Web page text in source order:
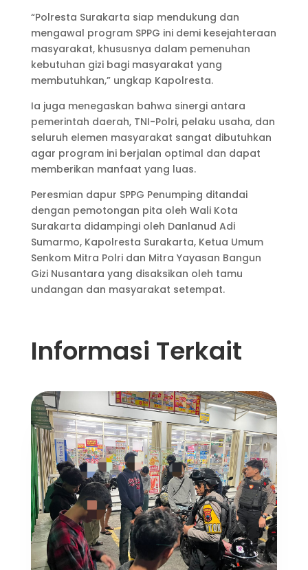
“Polresta Surakarta siap mendukung dan
mengawal program SPPG ini demi kesejahteraan
masyarakat, khususnya dalam pemenuhan
kebutuhan gizi bagi masyarakat yang
membutuhkan,” ungkap Kapolresta.
Ia juga menegaskan bahwa sinergi antara
pemerintah daerah, TNI-Polri, pelaku usaha, dan
seluruh elemen masyarakat sangat dibutuhkan
agar program ini berjalan optimal dan dapat
memberikan manfaat yang luas.
Peresmian dapur SPPG Penumping ditandai
dengan pemotongan pita oleh Wali Kota
Surakarta didampingi oleh Danlanud Adi
Sumarmo, Kapolresta Surakarta, Ketua Umum
Senkom Mitra Polri dan Mitra Yayasan Bangun
Gizi Nusantara yang disaksikan oleh tamu
undangan dan masyarakat setempat.
Informasi Terkait